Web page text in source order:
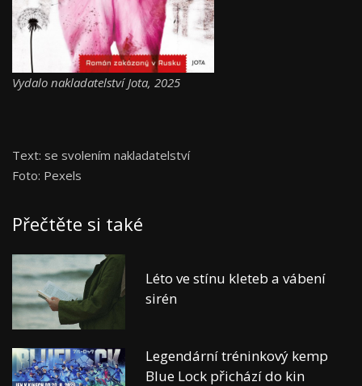
Vydalo nakladatelství Jota, 2025
Text: se svolením nakladatelství
Foto: Pexels
Přečtěte si také
Léto ve stínu kleteb a vábení
sirén
Legendární tréninkový kemp
Blue Lock přichází do kin